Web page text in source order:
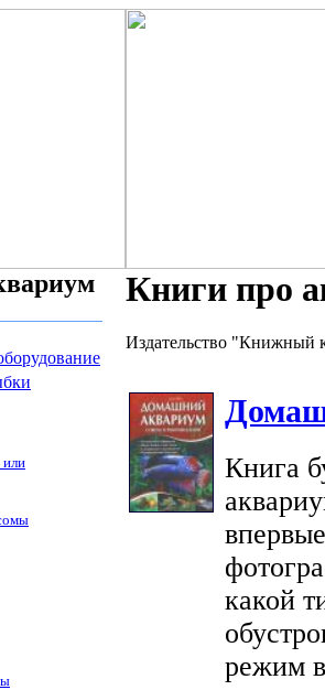
или
Книги про
Издательство "Книжный
Книга
какой
режим